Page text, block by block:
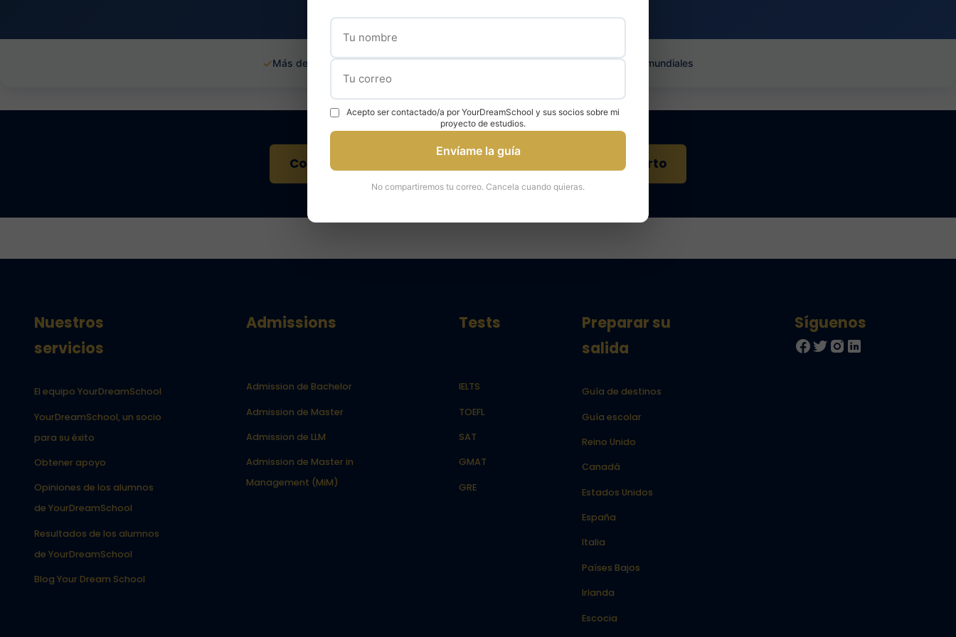
✓Más de 1000 estudiantes✓95% tasa de admisión✓Expertos en universidades mundiales
Contáctenos para una consulta Hable con un experto
Nuestros
servicios
El equipo YourDreamSchool
YourDreamSchool, un socio
para su éxito
Obtener apoyo
Opiniones de los alumnos
de YourDreamSchool
Resultados de los alumnos
de YourDreamSchool
Blog Your Dream School
Admissions
Admission de Bachelor
Admission de Master
Admission de LLM
Admission de Master in
Management (MiM)
Tests
IELTS
TOEFL
SAT
GMAT
GRE
Preparar su
salida
Guía de destinos
Guía escolar
Reino Unido
Canadá
Estados Unidos
España
Italia
Países Bajos
Irlanda
Escocia
Acepto ser contactado/a por YourDreamSchool y sus socios sobre mi
proyecto de estudios.
Envíame la guía
No compartiremos tu correo. Cancela cuando quieras.